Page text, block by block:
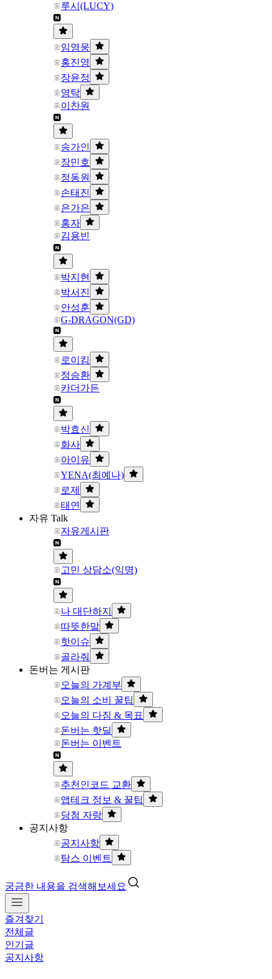
루시(LUCY)
임영웅
홍진영
장윤정
영탁
이찬원
송가인
장민호
정동원
손태진
은가은
홍자
김용빈
박지현
박서진
안성훈
G-DRAGON(GD)
로이킴
정승환
카더가든
박효신
화사
아이유
YENA(최예나)
로제
태연
자유 Talk
자유게시판
고민 상담소(익명)
나 대단하지
따뜻한말
핫이슈
골라줘
돈버는 게시판
오늘의 가계부
오늘의 소비 꿀팁
오늘의 다짐 & 목표
돈버는 핫딜
돈버는 이벤트
추천인코드 교환
앱테크 정보 & 꿀팁
당첨 자랑
공지사항
공지사항
탐스 이벤트
궁금한 내용을 검색해보세요
즐겨찾기
전체글
인기글
공지사항